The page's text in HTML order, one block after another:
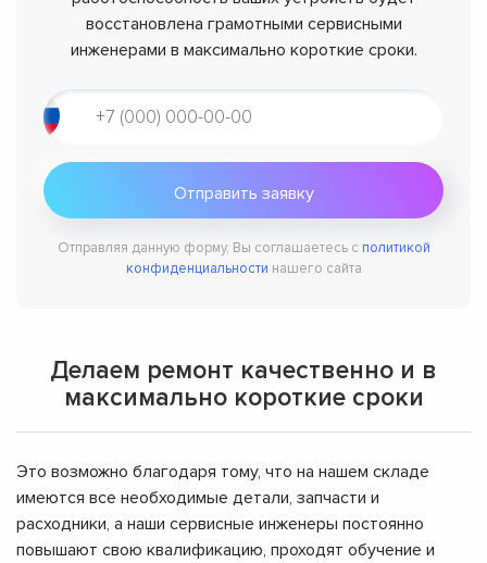
восстановлена грамотными сервисными
инженерами в максимально короткие сроки.
Отправляя данную форму, Вы соглашаетесь с политикой
конфиденциальности нашего сайта
Делаем ремонт качественно и в
максимально короткие сроки
Это возможно благодаря тому, что на нашем складе
имеются все необходимые детали, запчасти и
расходники, а наши сервисные инженеры постоянно
повышают свою квалификацию, проходят обучение и